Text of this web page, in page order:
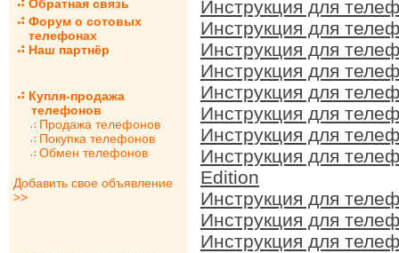
Обратная связь
Форум о сотовых
телефонах
Наш партнёр
Купля-продажа
телефонов
Продажа телефонов
Покупка телефонов
Обмен телефонов
Добавить свое объявление
>>
Инструкция для
Инструкция для
Инструкция для
Инструкция для
Инструкция для
Инструкция для
Инструкция для
Инструкция для
Edition
Инструкция для
Инструкция для
Инструкция для